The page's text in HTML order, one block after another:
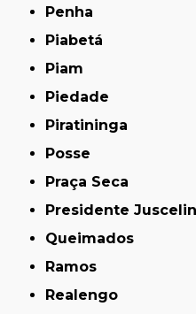
Penha
Piabetá
Piam
Piedade
Piratininga
Posse
Praça Seca
Presidente
Queimados
Ramos
Realengo